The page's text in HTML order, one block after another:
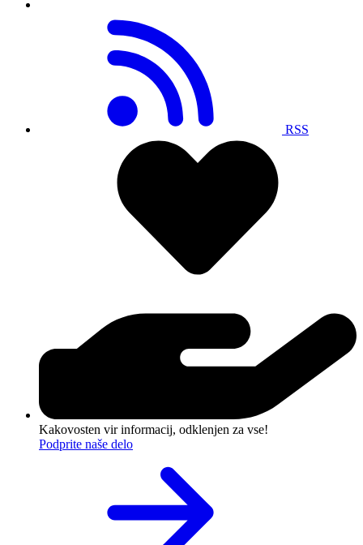
RSS
Kakovosten vir informacij, odklenjen za vse!
Podprite naše delo